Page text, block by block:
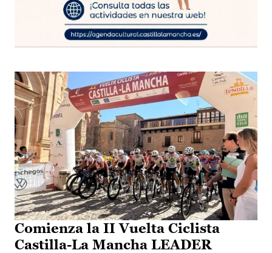
Comienza la II Vuelta Ciclista
Castilla-La Mancha LEADER